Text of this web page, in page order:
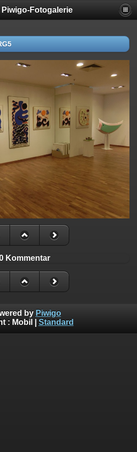
Piwigo-Fotogalerie
Kommentar
by Piwigo
: Mobil Standard